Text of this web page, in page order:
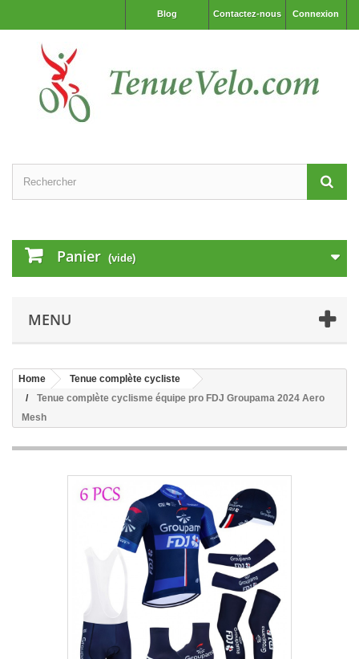
Connexion
Contactez-nous
Blog
Panier (vide)
MENU
Home
Tenue complète cycliste
Tenue complète cyclisme équipe pro FDJ Groupama 2024 Aero
Mesh